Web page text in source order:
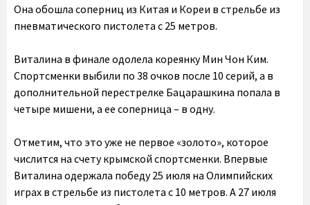
Она обошла соперниц из Китая и Кореи в стрельбе из
пневматического пистолета с 25 метров.
Виталина в финале одолела кореянку Мин Чон Ким.
Спортсменки выбили по 38 очков после 10 серий, а в
дополнительной перестрелке Бацарашкина попала в
четыре мишени, а ее соперница – в одну.
Отметим, что это уже не первое «золото», которое
числится на счету крымской спортсменки. Впервые
Виталина одержала победу 25 июля на Олимпийских
играх в стрельбе из пистолета с 10 метров. А 27 июля